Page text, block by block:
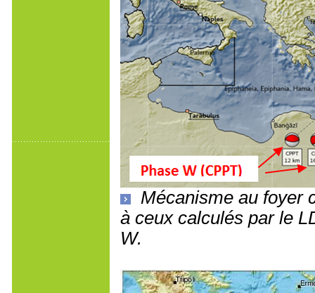
Mécanisme au foyer
à ceux calculés par le
W.